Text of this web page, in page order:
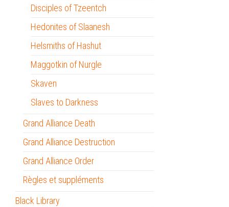
Disciples of Tzeentch
Hedonites of Slaanesh
Helsmiths of Hashut
Maggotkin of Nurgle
Skaven
Slaves to Darkness
Grand Alliance Death
Grand Alliance Destruction
Grand Alliance Order
Règles et suppléments
Black Library